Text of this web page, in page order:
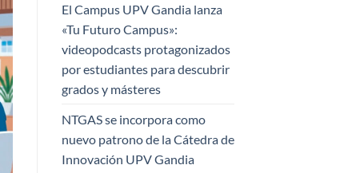
El Campus UPV Gandia lanza
«Tu Futuro Campus»:
videopodcasts protagonizados
por estudiantes para descubrir
grados y másteres
NTGAS se incorpora como
nuevo patrono de la Cátedra de
Innovación UPV Gandia